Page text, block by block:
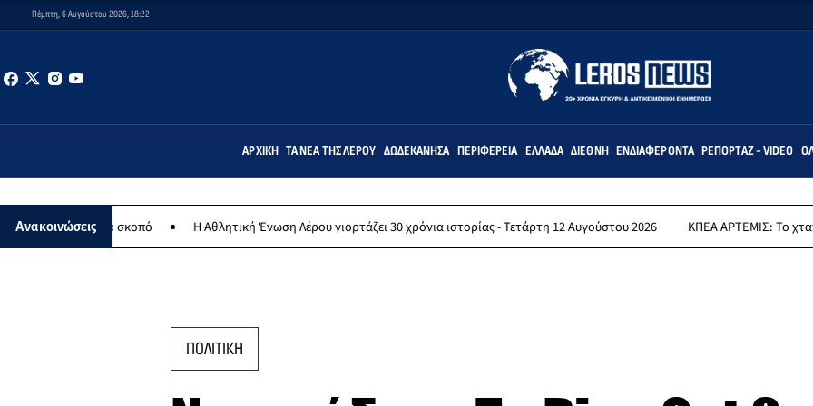
Πέμπτη, 6 Αυγούστου 2026, 18:22
ΑΡΧΙΚΉ ΤΑ ΝΈΑ ΤΗΣ ΛΈΡΟΥ ΔΩΔΕΚΆΝΗΣΑ ΠΕΡΙΦΈΡΕΙΑ ΕΛΛΆΔΑ ΔΙΕΘΝΉ ΕΝΔΙΑΦΈΡΟΝΤΑ ΡΕΠΟΡΤΆΖ - VIDEO
Ανακοινώσεις
σκοπό Η Αθλητική Ένωση Λέρου γιορτάζει 30 χρόνια ιστορίας - Τετάρτη 12 Αυγούστου 2026 ΚΠΕΑ ΑΡΤΕΜΙΣ: Το χταποδοπίλαφο
ΠΟΛΙΤΙΚΗ